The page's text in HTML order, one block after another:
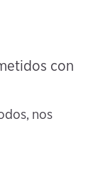
con
nos